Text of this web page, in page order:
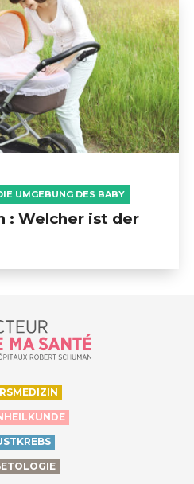
UMGEBUNG DES BABY
: Welcher ist der
Acteur de ma santé, by